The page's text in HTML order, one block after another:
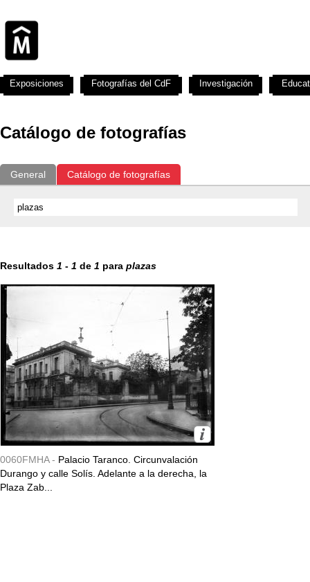
Catálogo de fotografías
General Catálogo de fotografías
Resultados 1 - 1 de 1 para plazas
0060FMHA - Palacio Taranco. Circunvalación
Durango y calle Solís. Adelante a la derecha, la
Plaza Zab...
Exposiciones Fotografías del CdF Investigación